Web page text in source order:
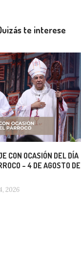
te interese
CON OCASIÓN DEL DÍA
– 4 DE AGOSTO DE
2026